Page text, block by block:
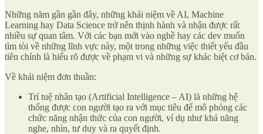
Những năm gần gần đây, những khái niệm về AI, Machine
Learning hay Data Science trở nên thịnh hành và nhận được rất
nhiều sự quan tâm. Với các bạn mới vào nghề hay các dev muốn
tìm tòi về những lĩnh vực này, một trong những việc thiết yếu đầu
tiên chính là hiểu rõ được về phạm vi và những sự khác biệt cơ bản.
Về khái niệm đơn thuần:
Trí tuệ nhân tạo (Artificial Intelligence – AI) là những hệ
thống được con người tạo ra với mục tiêu để mô phỏng các
chức năng nhận thức của con người, ví dụ như khả năng
nghe, nhìn, tư duy và ra quyết định.